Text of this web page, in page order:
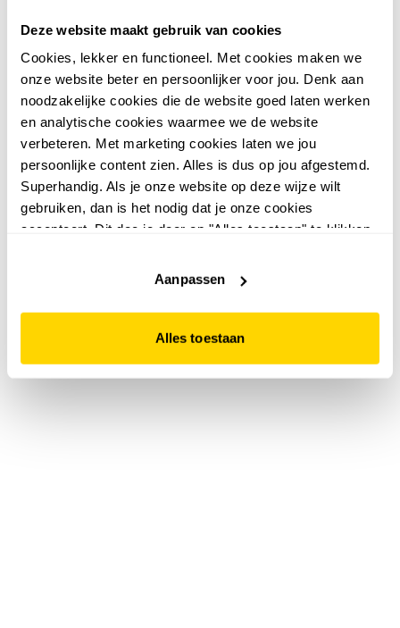
Deze website maakt gebruik van cookies
Cookies, lekker en functioneel. Met cookies maken we
onze website beter en persoonlijker voor jou. Denk aan
noodzakelijke cookies die de website goed laten werken
en analytische cookies waarmee we de website
verbeteren. Met marketing cookies laten we jou
persoonlijke content zien. Alles is dus op jou afgestemd.
Superhandig. Als je onze website op deze wijze wilt
gebruiken, dan is het nodig dat je onze cookies
accepteert. Dit doe je door op "Alles toestaan" te klikken.
website niet optimaal functioneert.
Aanpassen
Alles toestaan